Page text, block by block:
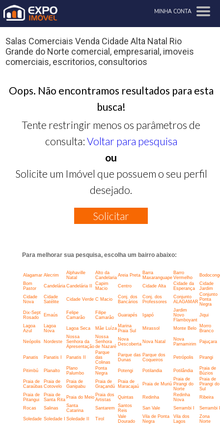
MINHA CONTA
Salas Comerciais Venda Cidade Alta Natal Rio
Grande do Norte comercial, empresarial, imoveis
comerciais, escritorios, consultorios
Oops. Não encontramos resultados para esta
busca!
Tente restringir menos os parâmetros de
consulta: Voltar para pesquisa
ou
Solicite um Imóvel que possuem o seu perfil
desejado.
Solicitar
Para melhorar sua pesquisa, escolha um bairro abaixo:
Alagamar Alecrim
Alphaville
Natal
Alto da
Candelaria Areia Preta Barra
Maxaranguape
Barro
Vermelho
Bom
Pastor
Candelária Candelária II
Capim
Macio
Centro Cidade Alta
Cidade da
Esperança
Cidade
Jardim
Cidade
Nova
Cidade
Satélite
Cidade Verde C Macio
Conj. dos
Bancários
Conj. dos
Professores
Conjunto
ALAGAMAR
Conjunto
Ponta
Negra
Dix-Sept
Rosado
Emaús
Felipe
Camarão
Filipe
Camarão
Guarapés Igapó
Jardim
Novo
Flamboyant
Jiqui
Lagoa
Azul
Lagoa
Nova
Lagoa Seca Mãe Luíza Marina
Praia Sul
Mirassol Monte Belo
Morro
Branco
Neópolis Nordeste
Nossa
Senhora da
Apresentação
Nossa
Senhora
de Nazaré
Nova
Descoberta Nova Natal
Nova
Parnamirim
Pajuçara
Panatis Panatis I Panatis II
Parque
das
Colinas
Parque das
Dunas
Parque dos
Coqueiros
Petrópolis Pirangi
Pitimbú Planalto
Plano
Palumbo
Ponta
Negra
Potengi Potilandia Potilândia
Praia de
Búzios
Praia de
Caraúbas
Praia de
Cotovelo
Praia de
Ganipabu
Praia de
Graçandú
Praia de
Maracajaú
Praia de Muriú
Praia de
Pirangi do
Norte
Praia de
Pirangi do
Sul
Praia de
Pitangui
Praia de
Santa Rita Praia do Meio Praia dos
Artistas
Quintas Redinha
Redinha
Nova
Ribeira
Rocas Salinas
Santa
Catarina
Santarem
Santos
Reis
San Vale Serrambi I Serrambi
Soledade Soledade I Soledade II Tirol
Vale
Dourado
Vila de Ponta
Negra
Vila dos
Lagos
Zona
Norte